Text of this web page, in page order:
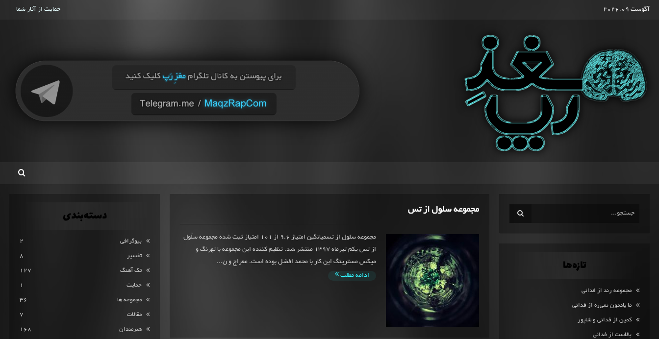
آگوست 09, 2026 حمایت از آثار شما
مجموعه سلول از تس
مجموعه سلول از تسمیانگین امتیاز 9.6 از 101 امتیاز ثبت شده مجموعه سلّول
از تس یکم تیرماه 1397 منتشر شد. تنظیم کننده این مجموعه با تهرنگ و
میکس مسترینگ این کار با محمد افضل بوده است. معراج و ن...
ادامه مطلب
دسته‌بندی
بیوگرافی 2
تفسیر 8
تک آهنگ 127
حمایت 1
مجموعه ها 36
مقالات 7
هنرمندان 168
تازه‌ها
مجموعه رند از فدائی
ما یادمون نمی‌ره از فدائی
کمین از فدائی و شاپور
بالاست از فدائی